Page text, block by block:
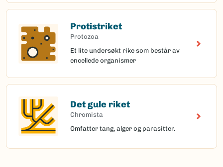
Protistriket
Protozoa
Et lite undersøkt rike som består av
encellede organismer
Det gule riket
Chromista
Omfatter tang, alger og parasitter.